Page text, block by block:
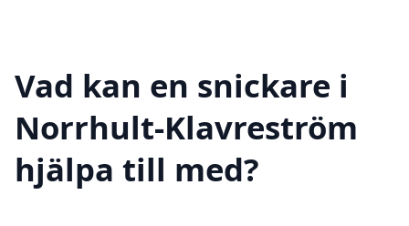
Vad kan en snickare i
Norrhult-Klavreström
hjälpa till med?